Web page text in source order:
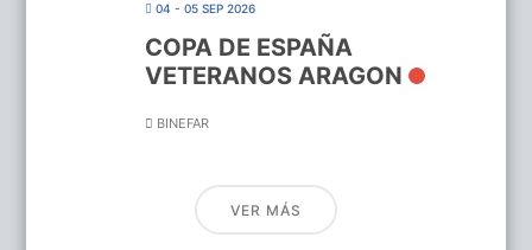
04 - 05 SEP 2026
COPA DE ESPAÑA
VETERANOS ARAGON
BINEFAR
VER MÁS